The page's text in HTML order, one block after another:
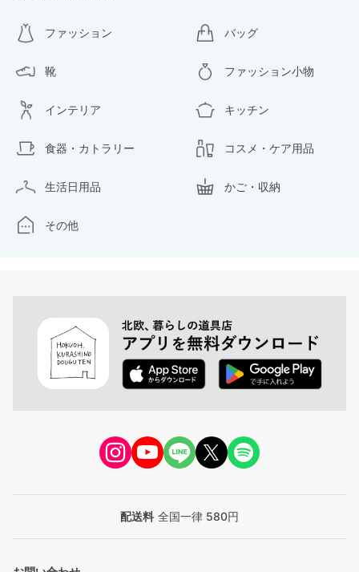
ファッション バッグ
靴 ファッション小物
インテリア キッチン
食器・カトラリー コスメ・ケア用品
生活日用品 かご・収納
その他
配送料 全国一律 580円